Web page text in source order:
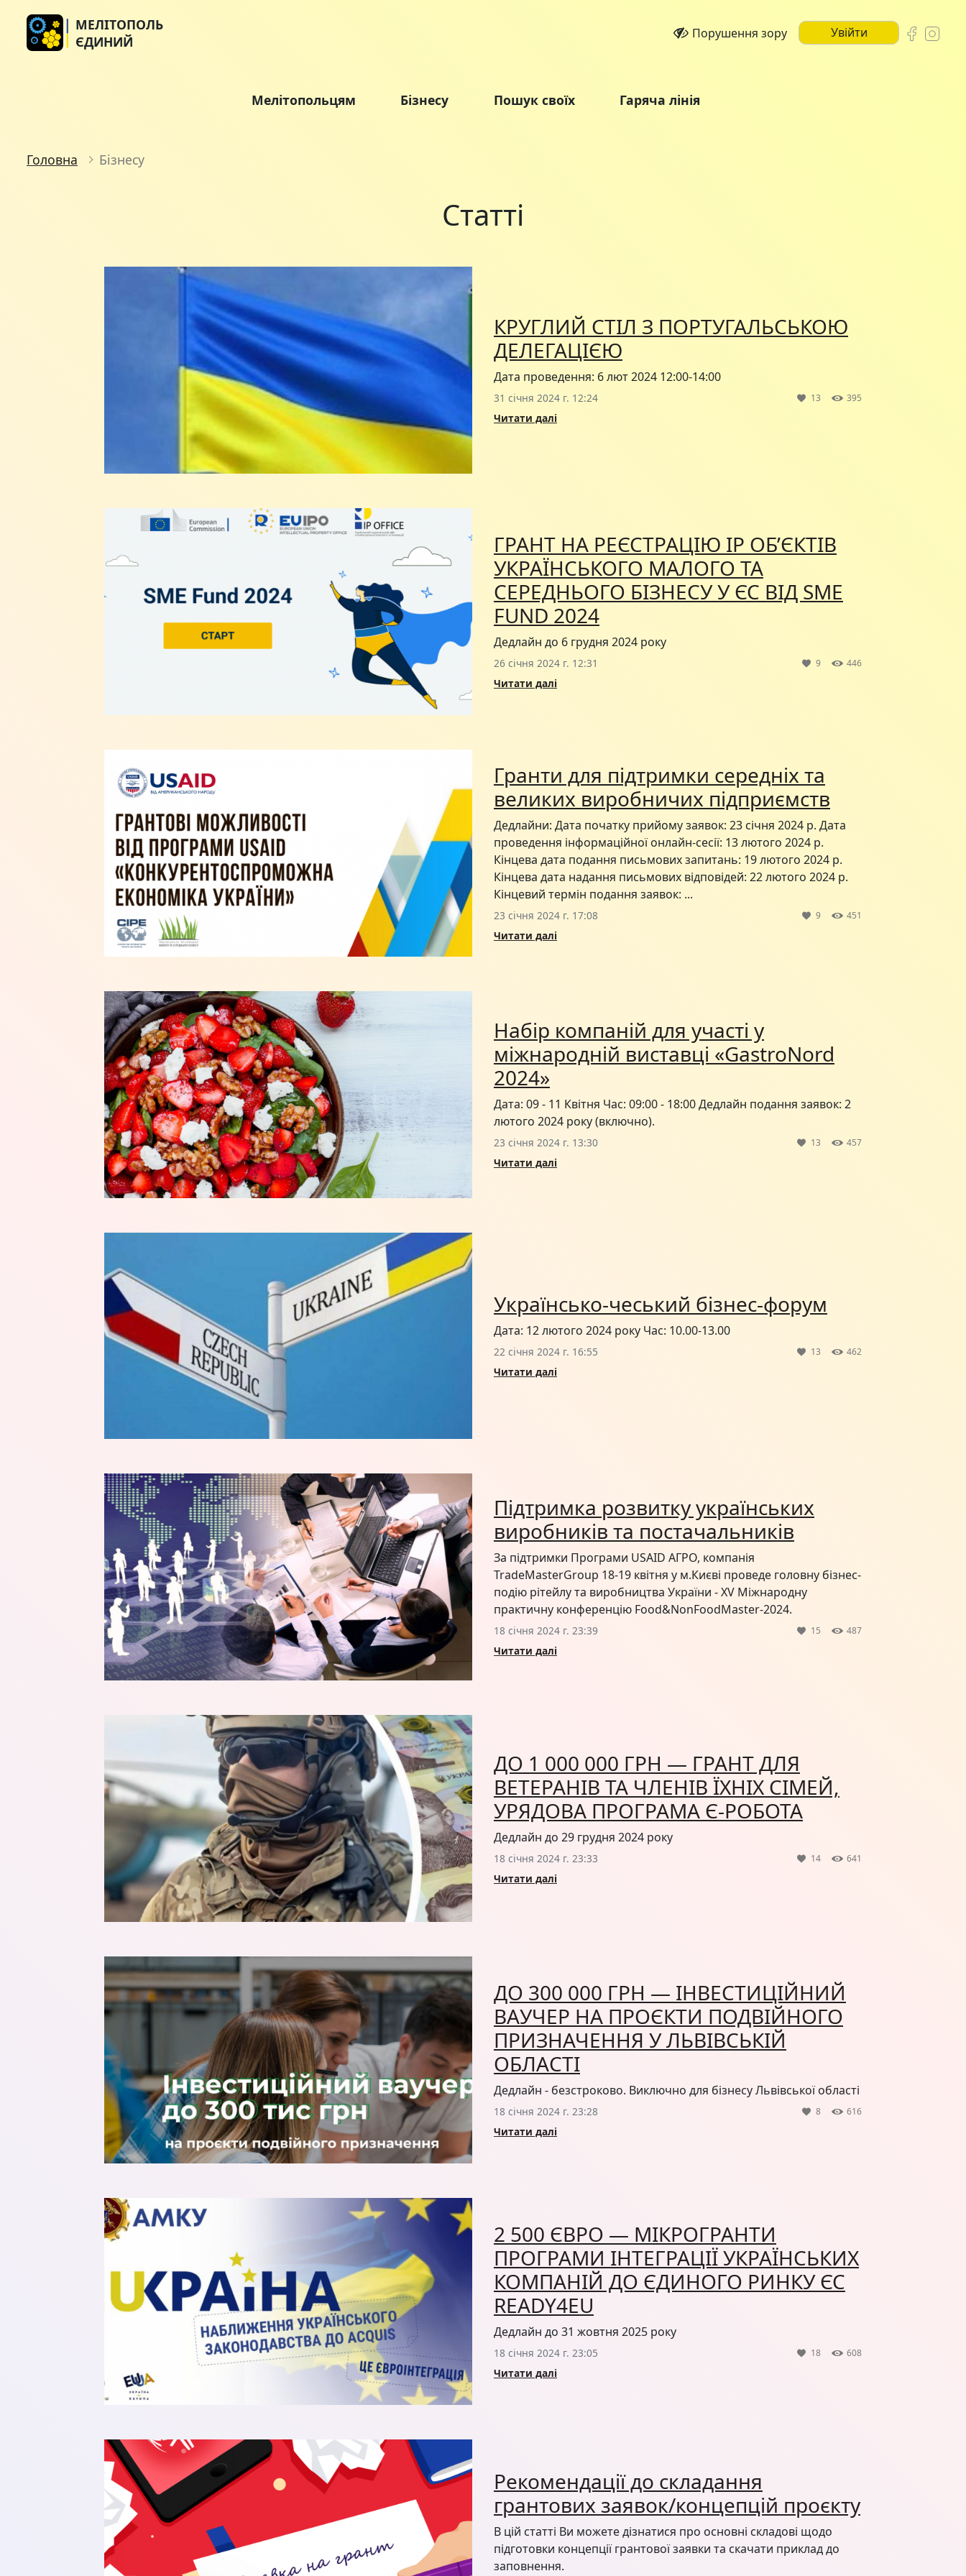
МЕЛІТОПОЛЬ
ЄДИНИЙ
Порушення зору Увійти
Мелітопольцям Бізнесу Пошук своїх Гаряча лінія
Головна Бізнесу
Статті
КРУГЛИЙ СТІЛ З ПОРТУГАЛЬСЬКОЮ
ДЕЛЕГАЦІЄЮ
Дата проведення: 6 лют 2024 12:00-14:00
31 січня 2024 г. 12:24 13 395
Читати далі
ГРАНТ НА РЕЄСТРАЦІЮ IP ОБ’ЄКТІВ
УКРАЇНСЬКОГО МАЛОГО ТА
СЕРЕДНЬОГО БІЗНЕСУ У ЄС ВІД SME
FUND 2024
Дедлайн до 6 грудня 2024 року
26 січня 2024 г. 12:31 9 446
Читати далі
Гранти для підтримки середніх та
великих виробничих підприємств
Дедлайни: Дата початку прийому заявок: 23 січня 2024 р. Дата
проведення інформаційної онлайн-сесії: 13 лютого 2024 р.
Кінцева дата подання письмових запитань: 19 лютого 2024 р.
Кінцева дата надання письмових відповідей: 22 лютого 2024 р.
Кінцевий термін подання заявок: ...
23 січня 2024 г. 17:08 9 451
Читати далі
Набір компаній для участі у
міжнародній виставці «GastroNord
2024»
Дата: 09 - 11 Квітня Час: 09:00 - 18:00 Дедлайн подання заявок: 2
лютого 2024 року (включно).
23 січня 2024 г. 13:30 13 457
Читати далі
Українсько-чеський бізнес-форум
Дата: 12 лютого 2024 року Час: 10.00-13.00
22 січня 2024 г. 16:55 13 462
Читати далі
Підтримка розвитку українських
виробників та постачальників
За підтримки Програми USAID АГРО, компанія
TradeMasterGroup 18-19 квітня у м.Києві проведе головну бізнес-
подію рітейлу та виробництва України - XV Міжнародну
практичну конференцію Food&NonFoodMaster-2024.
18 січня 2024 г. 23:39 15 487
Читати далі
ДО 1 000 000 ГРН — ГРАНТ ДЛЯ
ВЕТЕРАНІВ ТА ЧЛЕНІВ ЇХНІХ СІМЕЙ,
УРЯДОВА ПРОГРАМА Є-РОБОТА
Дедлайн до 29 грудня 2024 року
18 січня 2024 г. 23:33 14 641
Читати далі
ДО 300 000 ГРН — ІНВЕСТИЦІЙНИЙ
ВАУЧЕР НА ПРОЄКТИ ПОДВІЙНОГО
ПРИЗНАЧЕННЯ У ЛЬВІВСЬКІЙ
ОБЛАСТІ
Дедлайн - безстроково. Виключно для бізнесу Львівської області
18 січня 2024 г. 23:28 8 616
Читати далі
2 500 ЄВРО — МІКРОГРАНТИ
ПРОГРАМИ ІНТЕГРАЦІЇ УКРАЇНСЬКИХ
КОМПАНІЙ ДО ЄДИНОГО РИНКУ ЄС
READY4EU
Дедлайн до 31 жовтня 2025 року
18 січня 2024 г. 23:05 18 608
Читати далі
Рекомендації до складання
грантових заявок/концепцій проєкту
В цій статті Ви можете дізнатися про основні складові щодо
підготовки концепції грантової заявки та скачати приклад до
заповнення.